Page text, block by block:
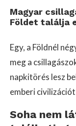
Magyar
Földet találja
Egy, a Földnél
meg a
napkitörés lesz
emberi
Soha nem